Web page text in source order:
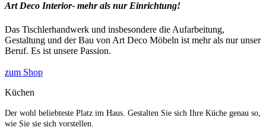
Art Deco Interior- mehr als nur Einrichtung!
Das Tischlerhandwerk und insbesondere die Aufarbeitung,
Gestaltung und der Bau von Art Deco Möbeln ist mehr als nur unser
Beruf. Es ist unsere Passion.
zum Shop
Küchen
Der wohl beliebteste Platz im Haus. Gestalten Sie sich Ihre Küche genau so,
wie Sie sie sich vorstellen.